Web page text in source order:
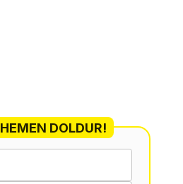
HEMEN DOLDUR!